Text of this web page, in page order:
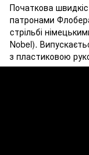
Початкова
патронами
стрільбі
Nobel).
з пластиковою